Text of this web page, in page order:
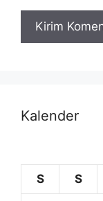
Kalender
S
S